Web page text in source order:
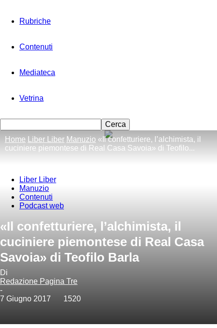
Rubriche
Contenuti
Mediateca
Vetrina
Home Liber Liber Manuzio «Il confetturiere, l’alchimista, il
cuciniere piemontese di Real Casa Savoia» di Teofilo...
Liber Liber
Manuzio
Contenuti
Podcast web
«Il confetturiere, l’alchimista, il
cuciniere piemontese di Real Casa
Savoia» di Teofilo Barla
Di
Redazione Pagina Tre
-
7 Giugno 2017
1520